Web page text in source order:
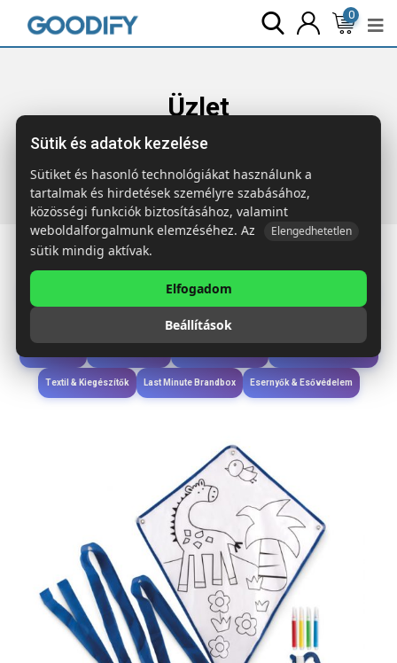
0
Üzlet
Főoldal Termékek Gyerekek & játékok
sárkányrepülő
Étkezés & Ivás
Wellness & Ápolás
Textil & Kiegészítők Last Minute Brandbox Esernyők & Esővédelem
Sütik és adatok kezelése
Sütiket és hasonló technológiákat használunk a
tartalmak és hirdetések személyre szabásához,
közösségi funkciók biztosításához, valamint
weboldalforgalmunk elemzéséhez. Az
Elengedhetetlen
sütik mindig aktívak.
Elfogadom
Beállítások